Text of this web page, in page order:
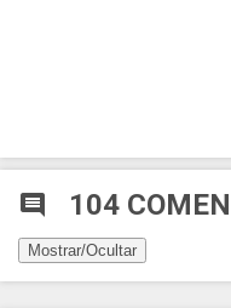
comment 104
Mostrar/Ocultar